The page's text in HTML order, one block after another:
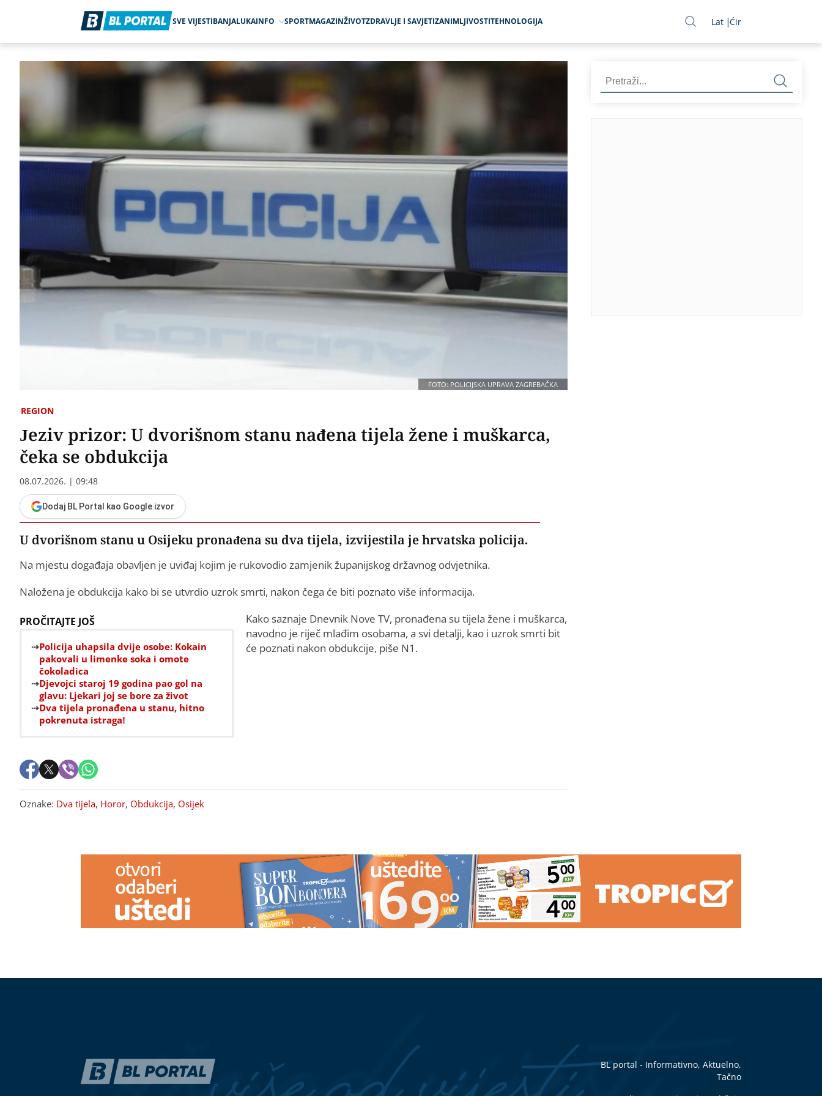
SVE VIJESTIBANJALUKAINFO SPORTMAGAZINŽIVOTZDRAVLJE I SAVJETIZANIMLJIVOSTITEHNOLOGIJA Lat Ćir
FOTO: POLICIJSKA UPRAVA ZAGREBAČKA
REGION
Jeziv prizor: U dvorišnom stanu nađena tijela žene i muškarca,
čeka se obdukcija
08.07.2026. | 09:48
Dodaj BL Portal kao Google izvor
U dvorišnom stanu u Osijeku pronađena su dva tijela, izvijestila je hrvatska policija.
Na mjestu događaja obavljen je uviđaj kojim je rukovodio zamjenik županijskog državnog odvjetnika.
Naložena je obdukcija kako bi se utvrdio uzrok smrti, nakon čega će biti poznato više informacija.
PROČITAJTE JOŠ
Policija uhapsila dvije osobe: Kokain
pakovali u limenke soka i omote
čokoladica
Djevojci staroj 19 godina pao gol na
glavu: Ljekari joj se bore za život
Dva tijela pronađena u stanu, hitno
pokrenuta istraga!
Kako saznaje Dnevnik Nove TV, pronađena su tijela žene i muškarca,
navodno je riječ mlađim osobama, a svi detalji, kao i uzrok smrti bit
će poznati nakon obdukcije, piše N1.
Oznake: Dva tijela, Horor, Obdukcija, Osijek
nasmrt pretukao
nevrijeme, ali i ŠTA NAS ČEKA
Dragočaju i Stranjanima slavine